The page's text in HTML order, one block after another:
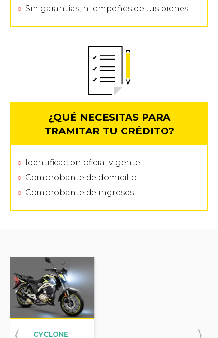
Sin garantías, ni empeños de tus bienes.
¿QUÉ NECESITAS PARA
TRAMITAR TU CRÉDITO?
Identificación oficial vigente.
Comprobante de domicilio.
Comprobante de ingresos.